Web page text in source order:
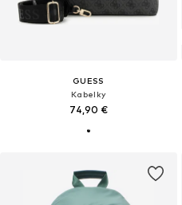
GUESS
Kabelky
74,90 €